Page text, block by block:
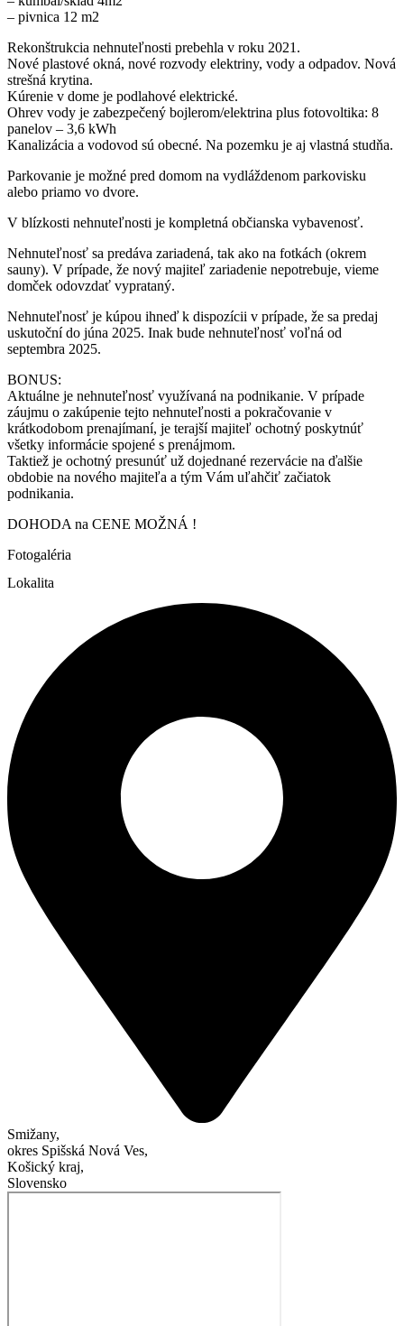
– pivnica 12 m2
Rekonštrukcia nehnuteľnosti prebehla v roku 2021.
Nové plastové okná, nové rozvody elektriny, vody a odpadov. Nová
strešná krytina.
Kúrenie v dome je podlahové elektrické.
Ohrev vody je zabezpečený bojlerom/elektrina plus fotovoltika: 8
panelov – 3,6 kWh
Kanalizácia a vodovod sú obecné. Na pozemku je aj vlastná studňa.
Parkovanie je možné pred domom na vydláždenom parkovisku
alebo priamo vo dvore.
V blízkosti nehnuteľnosti je kompletná občianska vybavenosť.
Nehnuteľnosť sa predáva zariadená, tak ako na fotkách (okrem
sauny). V prípade, že nový majiteľ zariadenie nepotrebuje, vieme
domček odovzdať vyprataný.
Nehnuteľnosť je kúpou ihneď k dispozícii v prípade, že sa predaj
uskutoční do júna 2025. Inak bude nehnuteľnosť voľná od
septembra 2025.
BONUS:
Aktuálne je nehnuteľnosť využívaná na podnikanie. V prípade
záujmu o zakúpenie tejto nehnuteľnosti a pokračovanie v
krátkodobom prenajímaní, je terajší majiteľ ochotný poskytnúť
všetky informácie spojené s prenájmom.
Taktiež je ochotný presunúť už dojednané rezervácie na ďalšie
obdobie na nového majiteľa a tým Vám uľahčiť začiatok
podnikania.
DOHODA na CENE MOŽNÁ !
Fotogaléria
Lokalita
Smižany,
okres Spišská Nová Ves,
Košický kraj,
Slovensko